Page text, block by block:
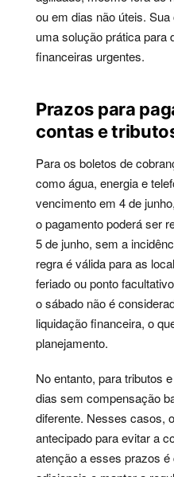
ou em dias não úteis.
uma solução prática para
financeiras urgentes.
Prazos para
contas e
Para os boletos de
como água, energia e
vencimento em 4 de
o pagamento poderá ser
5 de junho, sem a
regra é válida para as
feriado ou ponto
o sábado não é
liquidação financeira, o
planejamento.
No entanto, para tributos
dias sem compensação
diferente. Nesses casos,
antecipado para evitar a
atenção a esses prazos